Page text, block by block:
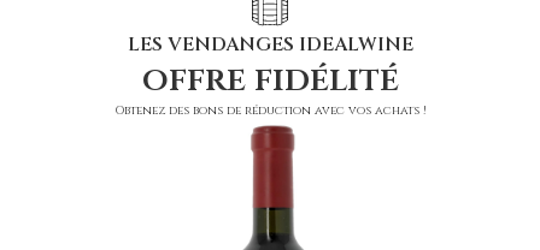
LES VENDANGES IDEALWINE
offre fidélité
Obtenez des bons de réduction avec vos achats !